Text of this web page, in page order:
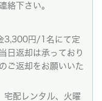
絡下さい。
3,300円/1名にて定
日返却は承っており
ご返却をお願いいた
配レンタル、火曜